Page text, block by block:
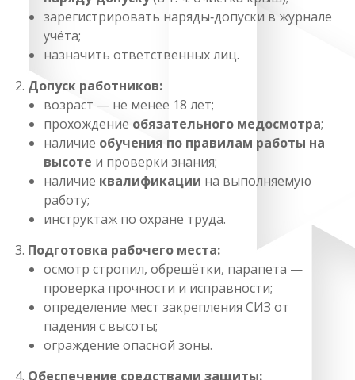
зарегистрировать наряды‑допуски в журнале
учёта;
назначить ответственных лиц.
Допуск работников:
возраст — не менее 18 лет;
прохождение обязательного медосмотра;
наличие обучения по правилам работы на
высоте и проверки знания;
наличие квалификации на выполняемую
работу;
инструктаж по охране труда.
Подготовка рабочего места:
осмотр стропил, обрешётки, парапета —
проверка прочности и исправности;
определение мест закрепления СИЗ от
падения с высоты;
ограждение опасной зоны.
Обеспечение средствами защиты: